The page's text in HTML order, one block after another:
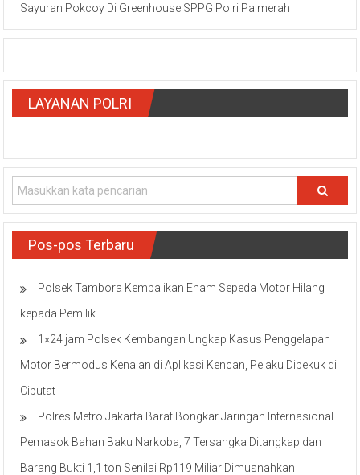
Sayuran Pokcoy Di Greenhouse SPPG Polri Palmerah
LAYANAN POLRI
Pos-pos Terbaru
Polsek Tambora Kembalikan Enam Sepeda Motor Hilang
kepada Pemilik
1×24 jam Polsek Kembangan Ungkap Kasus Penggelapan
Motor Bermodus Kenalan di Aplikasi Kencan, Pelaku Dibekuk di
Ciputat
Polres Metro Jakarta Barat Bongkar Jaringan Internasional
Pemasok Bahan Baku Narkoba, 7 Tersangka Ditangkap dan
Barang Bukti 1,1 ton Senilai Rp119 Miliar Dimusnahkan